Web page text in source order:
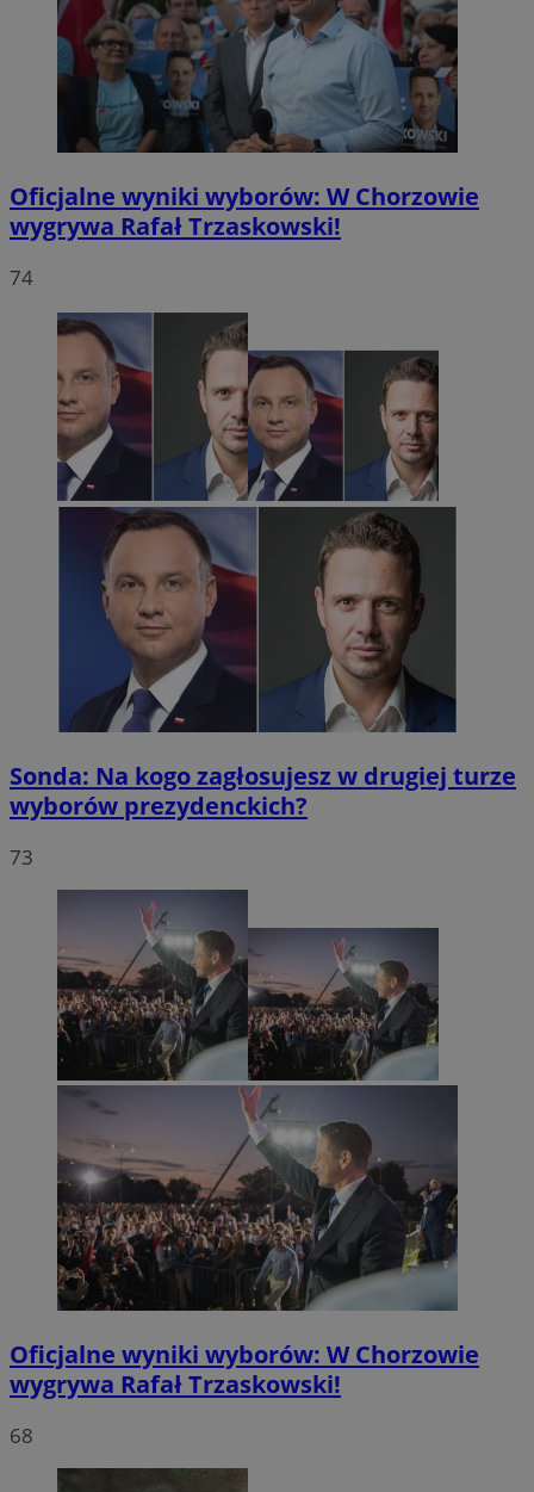
Oficjalne wyniki wyborów: W Chorzowie
wygrywa Rafał Trzaskowski!
74
Sonda: Na kogo zagłosujesz w drugiej turze
wyborów prezydenckich?
73
Oficjalne wyniki wyborów: W Chorzowie
wygrywa Rafał Trzaskowski!
68